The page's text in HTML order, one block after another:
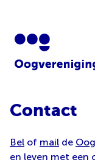
Contact
Bel of mail de
en leven met een